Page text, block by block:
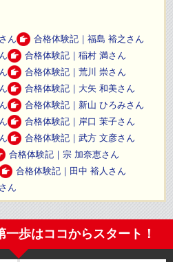
ん
合格体験記｜福島 裕之さん
合格体験記｜稲村 満さん
合格体験記｜荒川 崇さん
合格体験記｜大矢 和美さん
合格体験記｜新山 ひろみさん
合格体験記｜岸口 茉子さん
合格体験記｜武方 文彦さん
合格体験記｜宗 加奈恵さん
合格体験記｜田中 裕人さん
ん
歩はココからスタート！